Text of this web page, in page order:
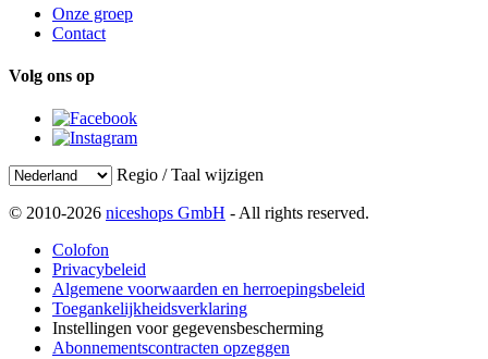
Onze groep
Contact
Volg ons op
Regio / Taal wijzigen
© 2010-2026 niceshops GmbH - All rights reserved.
Colofon
Privacybeleid
Algemene voorwaarden en herroepingsbeleid
Toegankelijkheidsverklaring
Instellingen voor gegevensbescherming
Abonnementscontracten opzeggen